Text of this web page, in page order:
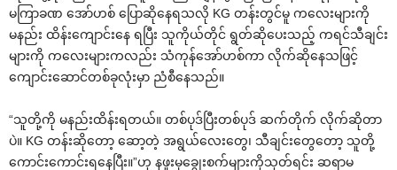
မကြာခဏ ‌အော်ဟစ် ‌ပြောဆို‌နေရသလို KG တန်းတွင်မူ က‌လေးများကို
မနည်း ထိန်း‌ကျောင်း‌နေ ရပြီး သူကိုယ်တိုင် ရွတ်ဆို‌ပေးသည့် ကရင်သီချင်း
များကို က‌လေးများကလည်း သံကုန်‌အော်ဟစ်ကာ လိုက်ဆို‌နေသဖြင့်
‌ကျောင်း‌ဆောင်တစ်ခုလုံးမှာ ညံစီ‌နေသည်။
“သူတို့ကို မနည်းထိန်းရတယ်။ တစ်ပုဒ်ပြီးတစ်ပုဒ် ဆက်တိုက် လိုက်ဆိုတာ
ပဲ။ KG တန်းဆို‌တော့ ‌ဆော့တဲ့ အရွယ်‌လေး‌တွေ၊ သီချင်း‌တွေ‌တော့ သူတို့
‌ကောင်း‌ကောင်းရ‌နေပြီး။”ဟု နဖူးမှ‌ချွေးစက်များကိုသုတ်ရင်း ဆရာမ